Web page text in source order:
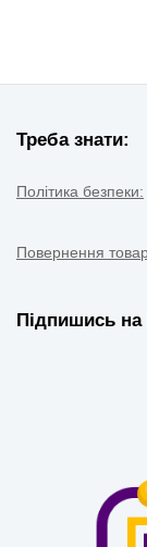
Треба знати:
Політика безпеки:
Повернення
Підпишись на